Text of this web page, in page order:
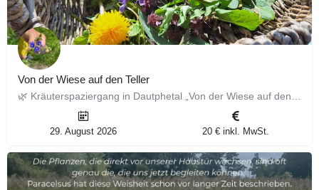
Von der Wiese auf den Teller
29. August 2026 20 € inkl. MwSt.